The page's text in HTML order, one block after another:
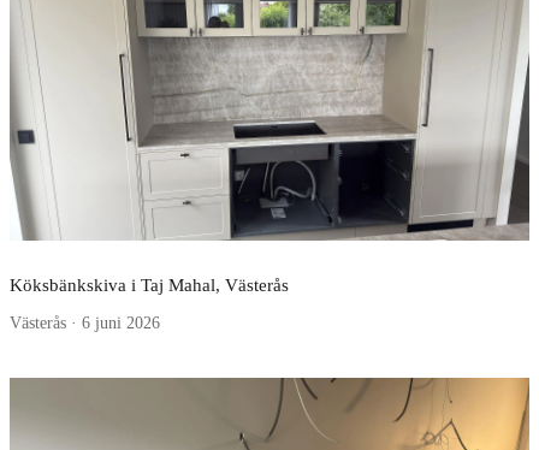
Köksbänkskiva i Taj Mahal, Västerås
Västerås · 6 juni 2026